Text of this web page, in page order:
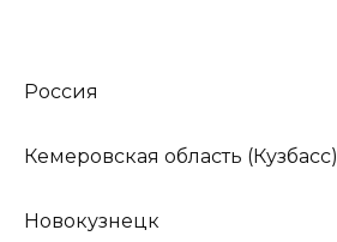
Россия
Кемеровская область (Кузбасс)
Новокузнецк